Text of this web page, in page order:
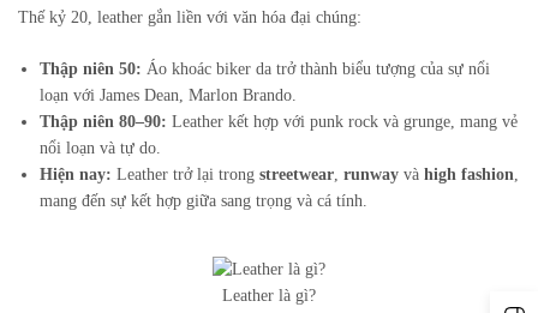
Thế kỷ 20, leather gắn liền với văn hóa đại chúng:
Thập niên 50: Áo khoác biker da trở thành biểu tượng của sự nổi
loạn với James Dean, Marlon Brando.
Thập niên 80–90: Leather kết hợp với punk rock và grunge, mang vẻ
nổi loạn và tự do.
Hiện nay: Leather trở lại trongstreetwear ,runway vàhigh fashion
mang đến sự kết hợp giữa sang trọng và cá tính.
Leather là gì?